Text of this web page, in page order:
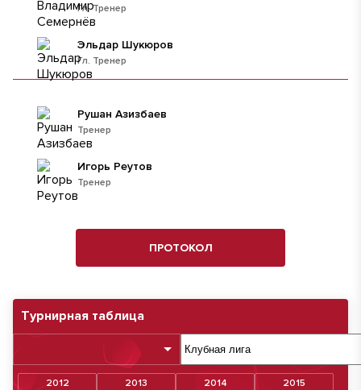
Турнирная таблица
2012 2013 2014
2015
Гл. Тренер
Гл. Тренер
Эльдар Шукюров
Тренер
Рушан Азизбаев
Тренер
Игорь Реутов
ПРОТОКОЛ